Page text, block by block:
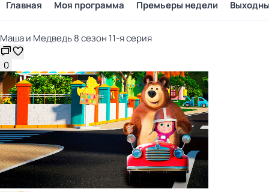
Главная Моя программа Премьеры недели
Маша и Медведь 8 сезон 11-я серия
0